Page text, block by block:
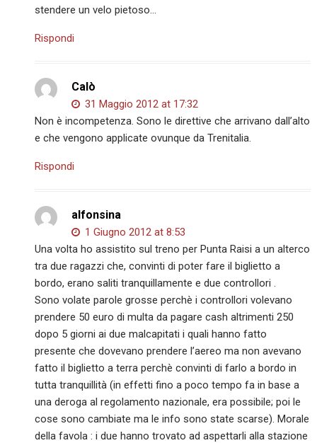
stendere un velo pietoso…
Rispondi
Calò
31 Maggio 2012 at 17:32
Non è incompetenza. Sono le direttive che arrivano dall’alto
e che vengono applicate ovunque da Trenitalia.
Rispondi
alfonsina
1 Giugno 2012 at 8:53
Una volta ho assistito sul treno per Punta Raisi a un alterco
tra due ragazzi che, convinti di poter fare il biglietto a
bordo, erano saliti tranquillamente e due controllori .
Sono volate parole grosse perchè i controllori volevano
prendere 50 euro di multa da pagare cash altrimenti 250
dopo 5 giorni ai due malcapitati i quali hanno fatto
presente che dovevano prendere l’aereo ma non avevano
fatto il biglietto a terra perchè convinti di farlo a bordo in
tutta tranquillità (in effetti fino a poco tempo fa in base a
una deroga al regolamento nazionale, era possibile; poi le
cose sono cambiate ma le info sono state scarse). Morale
della favola : i due hanno trovato ad aspettarli alla stazione